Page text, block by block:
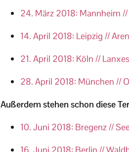
24. März 2018: Mannheim //
14. April 2018: Leipzig //
21. April 2018: Köln //
28. April 2018: München //
Außerdem stehen schon diese
10. Juni 2018: Bregenz //